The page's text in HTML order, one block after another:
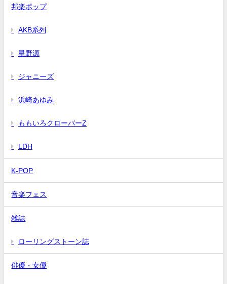
邦楽ポップ
AKB系列
星野源
ジャニーズ
浜崎あゆみ
ももいろクローバーZ
LDH
K-POP
音楽フェス
雑誌
ローリングストーン誌
俳優・女優